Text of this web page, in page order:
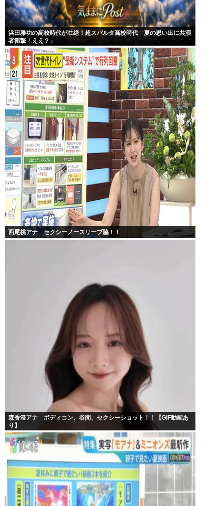
浜田雅功の高校時代が壮絶！超スパルタ高校時代 夏の思い出に共演
者衝撃「ええ？」
西尾桃アナ セクシーノースリーブ脇！！
森香澄アナ ボディコン、谷間、セクシーショット！！【GIF動画あ
り】